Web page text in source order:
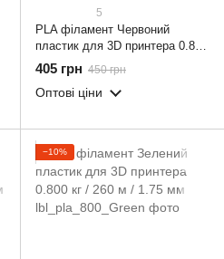
5
PLA філамент Червоний
пластик для 3D принтера 0.800
кг / 260 м / 1.75 мм
405 грн 450 грн
Оптові ціни
−10%